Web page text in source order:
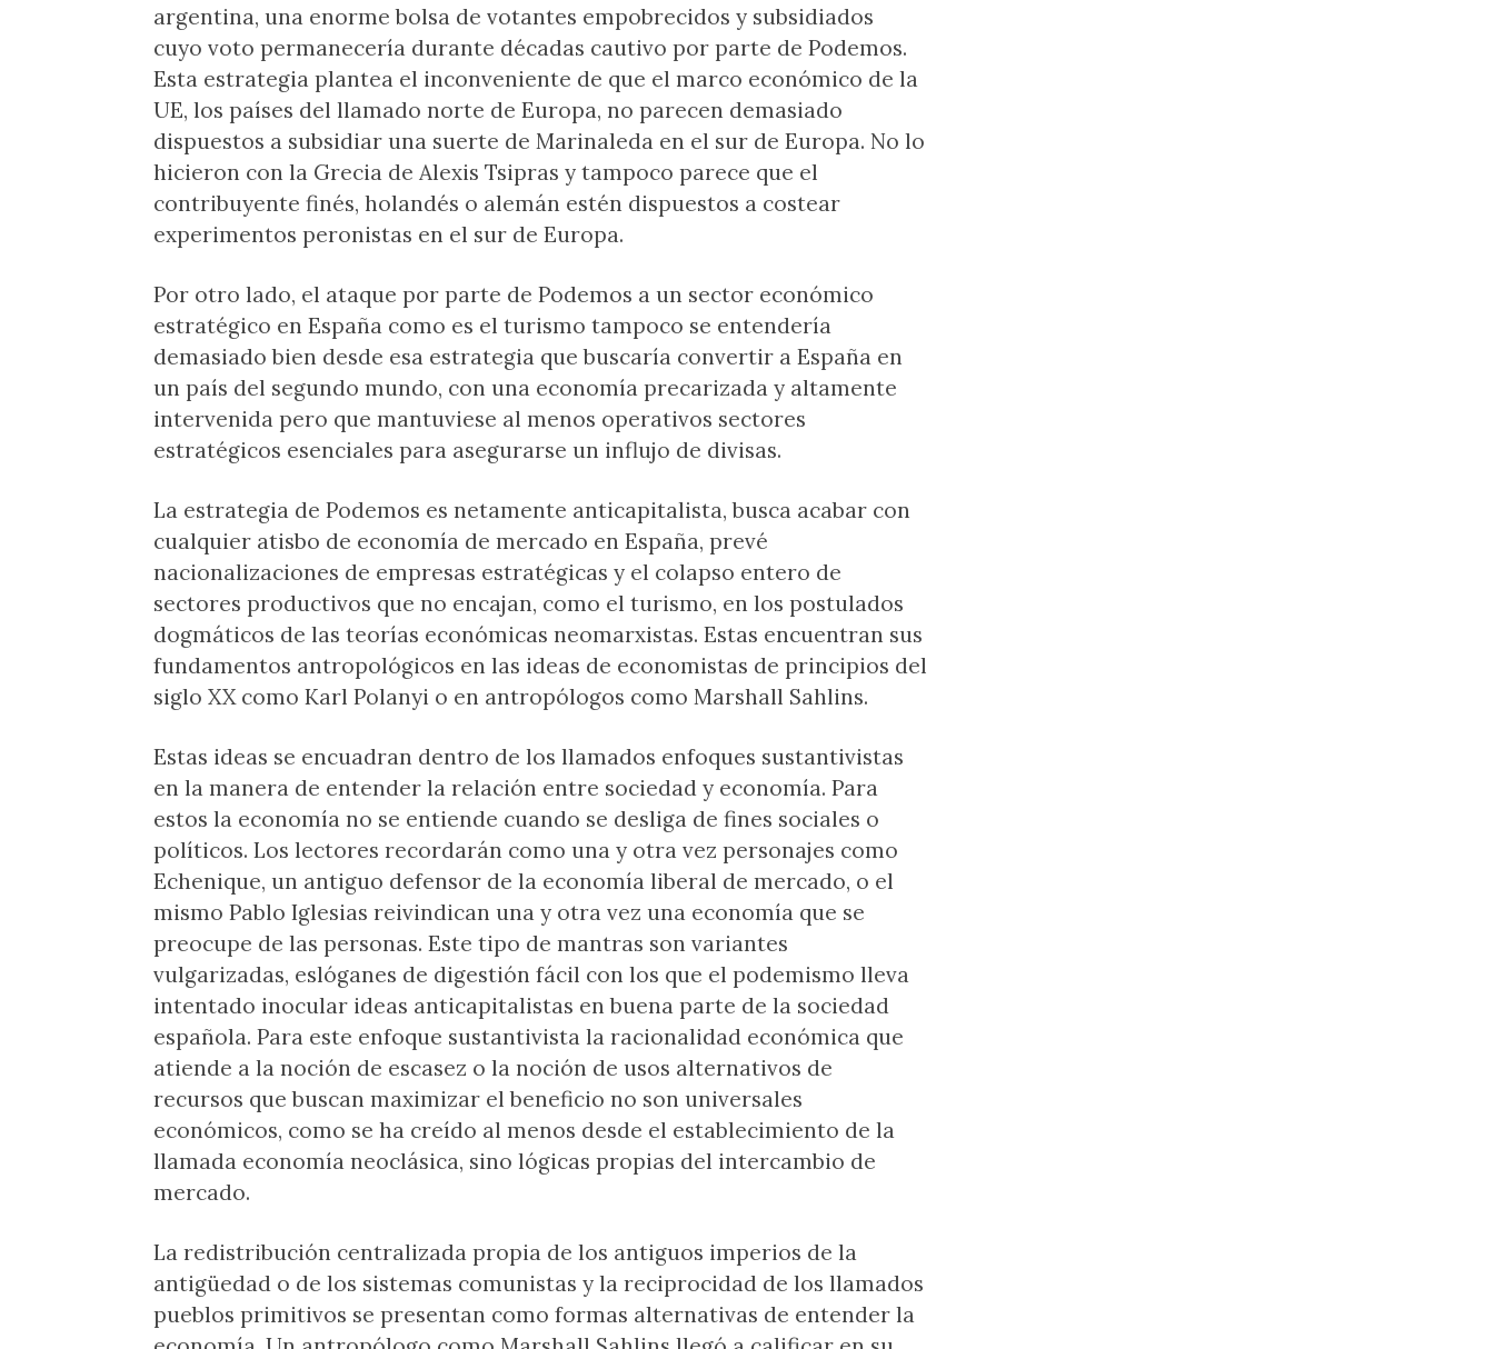
argentina, una enorme bolsa de votantes empobrecidos y subsidiados
cuyo voto permanecería durante décadas cautivo por parte de Podemos.
Esta estrategia plantea el inconveniente de que el marco económico de la
UE, los países del llamado norte de Europa, no parecen demasiado
dispuestos a subsidiar una suerte de Marinaleda en el sur de Europa. No lo
hicieron con la Grecia de Alexis Tsipras y tampoco parece que el
contribuyente finés, holandés o alemán estén dispuestos a costear
experimentos peronistas en el sur de Europa.
Por otro lado, el ataque por parte de Podemos a un sector económico
estratégico en España como es el turismo tampoco se entendería
demasiado bien desde esa estrategia que buscaría convertir a España en
un país del segundo mundo, con una economía precarizada y altamente
intervenida pero que mantuviese al menos operativos sectores
estratégicos esenciales para asegurarse un influjo de divisas.
La estrategia de Podemos es netamente anticapitalista, busca acabar con
cualquier atisbo de economía de mercado en España, prevé
nacionalizaciones de empresas estratégicas y el colapso entero de
sectores productivos que no encajan, como el turismo, en los postulados
dogmáticos de las teorías económicas neomarxistas. Estas encuentran sus
fundamentos antropológicos en las ideas de economistas de principios del
siglo XX como Karl Polanyi o en antropólogos como Marshall Sahlins.
Estas ideas se encuadran dentro de los llamados enfoques sustantivistas
en la manera de entender la relación entre sociedad y economía. Para
estos la economía no se entiende cuando se desliga de fines sociales o
políticos. Los lectores recordarán como una y otra vez personajes como
Echenique, un antiguo defensor de la economía liberal de mercado, o el
mismo Pablo Iglesias reivindican una y otra vez una economía que se
preocupe de las personas. Este tipo de mantras son variantes
vulgarizadas, eslóganes de digestión fácil con los que el podemismo lleva
intentado inocular ideas anticapitalistas en buena parte de la sociedad
española. Para este enfoque sustantivista la racionalidad económica que
atiende a la noción de escasez o la noción de usos alternativos de
recursos que buscan maximizar el beneficio no son universales
económicos, como se ha creído al menos desde el establecimiento de la
llamada economía neoclásica, sino lógicas propias del intercambio de
mercado.
La redistribución centralizada propia de los antiguos imperios de la
antigüedad o de los sistemas comunistas y la reciprocidad de los llamados
pueblos primitivos se presentan como formas alternativas de entender la